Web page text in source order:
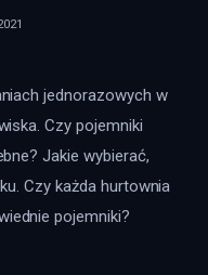
jednorazowych w
Czy pojemniki
Jakie wybierać,
Czy każda hurtownia
pojemniki?